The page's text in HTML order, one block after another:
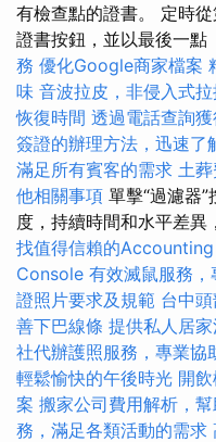
有檢查點的證書。 定時
證書按鈕，並以最後一點
務 優化Google商家檔案
味 音波拉皮，非侵入式
恢復時間 透過電話查詢
簽證的辦理方法，迅速了
滿足所有賓客的需求 土
他相關事項 單擊“過濾器
度，持續時間和水平差異
找值得信賴的
Console 有效滅鼠服務
證照片要求及規範 台中
善下巴線條 提供私人居
社代辦護照服務，專業協
輕鬆愉快的午後時光 開
案 搬家公司費用解析，
務，滿足各類活動的需求